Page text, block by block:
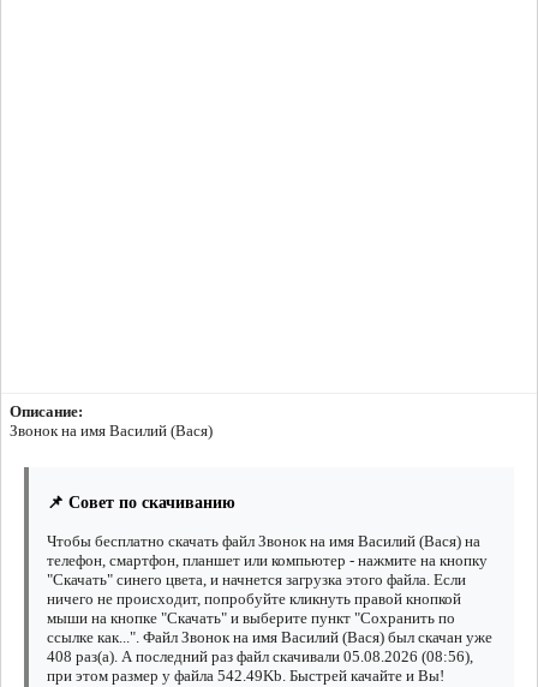
Описание:
Звонок на имя Василий (Вася)
📌 Совет по скачиванию
Чтобы бесплатно скачать файл Звонок на имя Василий (Вася) на
телефон, смартфон, планшет или компьютер - нажмите на кнопку
"Скачать" синего цвета, и начнется загрузка этого файла. Если
ничего не происходит, попробуйте кликнуть правой кнопкой
мыши на кнопке "Скачать" и выберите пункт "Сохранить по
ссылке как...". Файл Звонок на имя Василий (Вася) был скачан уже
408 раз(а). А последний раз файл скачивали 05.08.2026 (08:56),
при этом размер у файла 542.49Kb. Быстрей качайте и Вы!